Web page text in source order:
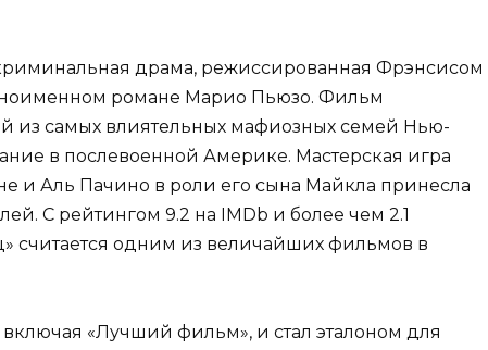
драма, режиссированная Фрэнсисом
романе Марио Пьюзо. Фильм
из самых влиятельных мафиозных семей Нью-
в послевоенной Америке. Мастерская игра
и Аль Пачино в роли его сына Майкла принесла
С рейтингом 9.2 на IMDb и более чем 2.1
считается одним из величайших фильмов в
«Лучший фильм», и стал эталоном для